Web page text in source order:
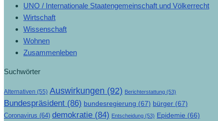
UNO / Internationale Staatengemeinschaft und Völkerrecht
Wirtschaft
Wissenschaft
Wohnen
Zusammenleben
Suchwörter
Alternativen (55) Auswirkungen (92) Berichterstattung (53)
Bundespräsident (86) bundesregierung (67) bürger (67)
Coronavirus (64) demokratie (84) Entscheidung (53) Epidemie (66)